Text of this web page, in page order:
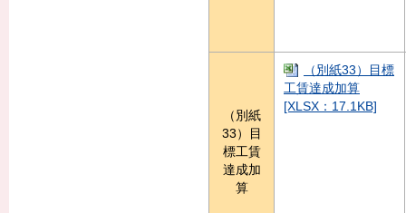
（別紙
33）目
標工賃
達成加
算
（別紙33）目標
工賃達成加算
[XLSX：17.1KB]